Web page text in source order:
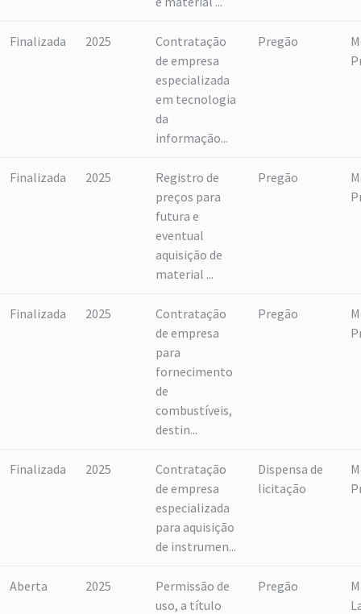
Finalizada 2025
Contratação
de empresa
especializada
em tecnologia
da
informação...
Pregão
Finalizada 2025
Registro de
preços para
futura e
eventual
aquisição de
material ...
Pregão
Finalizada 2025
Contratação
de empresa
para
fornecimento
de
combustíveis,
destin...
Pregão
Finalizada 2025
Contratação
de empresa
especializada
para aquisição
de instrumen...
Dispensa de
licitação
Aberta 2025
Permissão de
uso, a título
Pregão